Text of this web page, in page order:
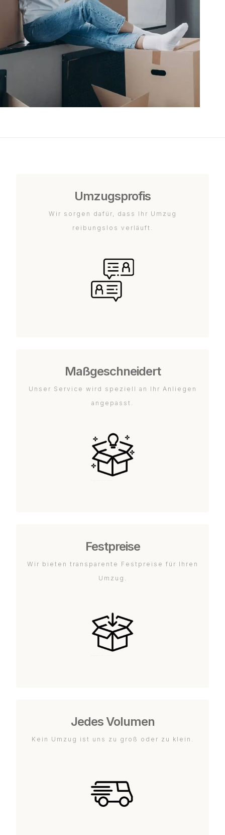
Umzugsprofis
Wir sorgen dafür, dass Ihr Umzug
reibungslos verläuft.
Maßgeschneidert
Unser Service wird speziell an Ihr Anliegen
angepasst.
Festpreise
Wir bieten transparente Festpreise für Ihren
Umzug.
Jedes Volumen
Kein Umzug ist uns zu groß oder zu klein.